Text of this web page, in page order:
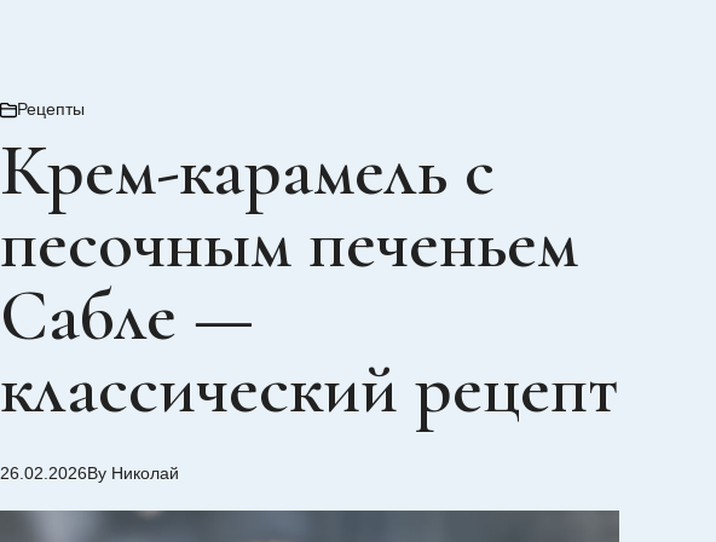
Рецепты
Крем-карамель с
песочным печеньем
Сабле —
классический рецепт
26.02.2026By Николай